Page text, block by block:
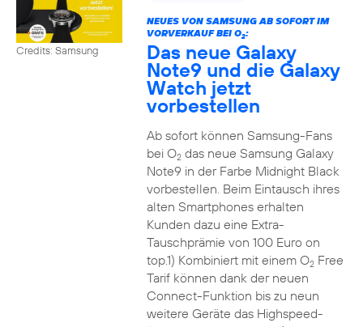
Credits: Samsung
NEUES VON SAMSUNG AB SOFORT IM
VORVERKAUF BEI O2:
Das neue Galaxy
Note9 und die Galaxy
Watch jetzt
vorbestellen
Ab sofort können Samsung-Fans
bei O2das neue Samsung Galaxy
Note9 in der Farbe Midnight Black
vorbestellen. Beim Eintausch ihres
alten Smartphones erhalten
Kunden dazu eine Extra-
Tauschprämie von 100 Euro on
top.1) Kombiniert mit einem O2Free
Tarif können dank der neuen
Connect-Funktion bis zu neun
weitere Geräte das Highspeed-